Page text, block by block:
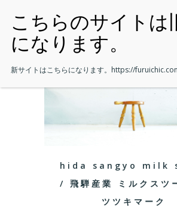
hida sangyo milk
/ 飛騨産業 ミルクスツ
ツツキマーク
新サイトはこちらになります。 https://